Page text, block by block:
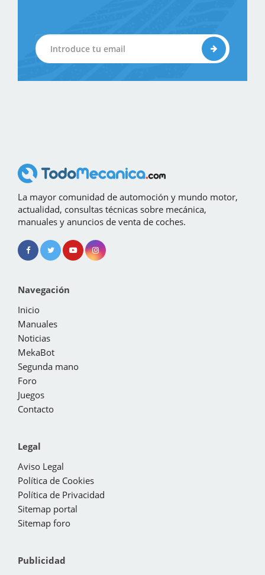
La mayor comunidad de automoción y mundo motor,
actualidad, consultas técnicas sobre mecánica,
manuales y anuncios de venta de coches.
Navegación
Inicio
Manuales
Noticias
MekaBot
Segunda mano
Foro
Juegos
Contacto
Legal
Aviso Legal
Política de Cookies
Política de Privacidad
Sitemap portal
Sitemap foro
Publicidad